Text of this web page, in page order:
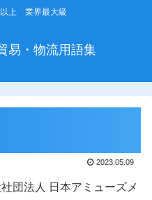
以上 業界最大級
易・物流用語集
2023.05.09
団法人 日本アミューズメ